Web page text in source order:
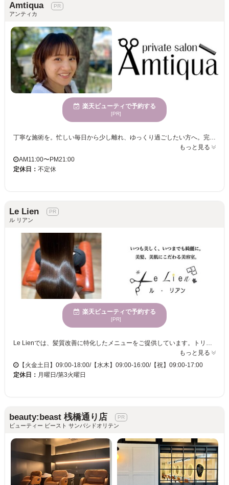
Amtiqua
アンティカ
楽天ビューティで予約する
[PR]
もっと見る
AM11:00〜PM21:00
定休日： 不定休
Le Lien
ル リアン
楽天ビューティで予約する
[PR]
もっと見る
【火金土日】09:00-18:00/【水木】09:00-16:00/【祝】09:00-17:00
定休日： 月曜日/第3火曜日
beauty:beast 桟橋通り店
ビューティー ビースト サンバシドオリテン